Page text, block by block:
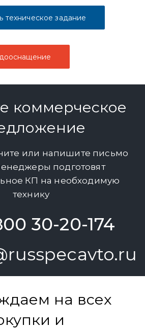
техническое задание
коммерческое
или напишите письмо
подготовят
КП на необходимую
технику
30-20-174
на всех
и